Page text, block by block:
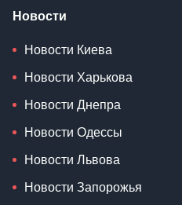
Новости
Новости Киева
Новости Харькова
Новости Днепра
Новости Одессы
Новости Львова
Новости Запорожья